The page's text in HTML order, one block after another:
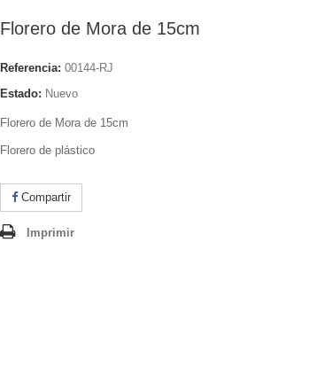
Florero de Mora de 15cm
Referencia: 00144-RJ
Estado: Nuevo
Florero de Mora de 15cm
Florero de plástico
Compartir
Imprimir